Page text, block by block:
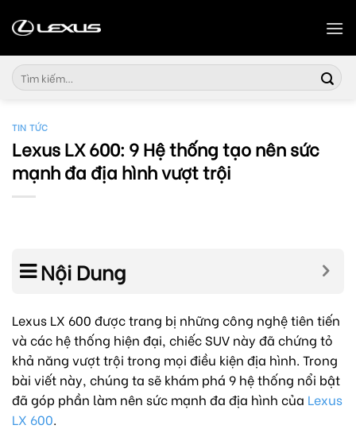
Tìm
kiếm:
TIN TỨC
Lexus LX 600: 9 Hệ thống tạo nên sức
mạnh đa địa hình vượt trội
Nội Dung
Lexus LX 600 được trang bị những công nghệ tiên tiến
và các hệ thống hiện đại, chiếc SUV này đã chứng tỏ
khả năng vượt trội trong mọi điều kiện địa hình. Trong
bài viết này, chúng ta sẽ khám phá 9 hệ thống nổi bật
đã góp phần làm nên sức mạnh đa địa hình của Lexus
LX 600